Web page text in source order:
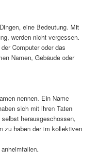
eine Bedeutung. Mit
werden nicht vergessen.
Computer oder das
Namen, Gebäude oder
nennen. Ein Name
sich mit ihren Taten
herausgeschossen,
zu haben der im kollektiven